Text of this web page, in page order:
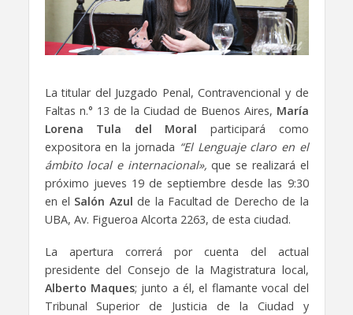
La titular del Juzgado Penal, Contravencional y de
Faltas n.° 13 de la Ciudad de Buenos Aires, María
Lorena Tula del Moral participará como
expositora en la jornada “El Lenguaje claro en el
ámbito local e internacional»,que se realizará el
próximo jueves 19 de septiembre desde las 9:30
en el Salón Azul de la Facultad de Derecho de la
UBA, Av. Figueroa Alcorta 2263, de esta ciudad.
La apertura correrá por cuenta del actual
presidente del Consejo de la Magistratura local,
Alberto Maques; junto a él, el flamante vocal del
Tribunal Superior de Justicia de la Ciudad y